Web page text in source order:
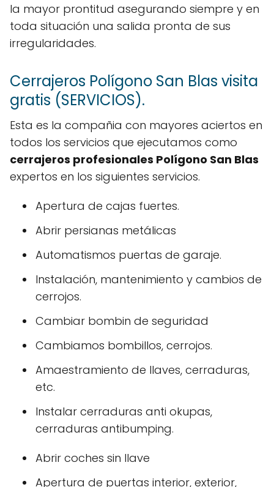
la mayor prontitud asegurando siempre y en
toda situación una salida pronta de sus
irregularidades.
Cerrajeros Polígono San Blas visita
gratis (SERVICIOS).
Esta es la compañia con mayores aciertos en
todos los servicios que ejecutamos como
cerrajeros profesionales Polígono San Blas
expertos en los siguientes servicios.
Apertura de cajas fuertes.
Abrir persianas metálicas
Automatismos puertas de garaje.
Instalación, mantenimiento y cambios de
cerrojos.
Cambiar bombin de seguridad
Cambiamos bombillos, cerrojos.
Amaestramiento de llaves, cerraduras,
etc.
Instalar cerraduras anti okupas,
cerraduras antibumping.
Abrir coches sin llave
Apertura de puertas interior, exterior,